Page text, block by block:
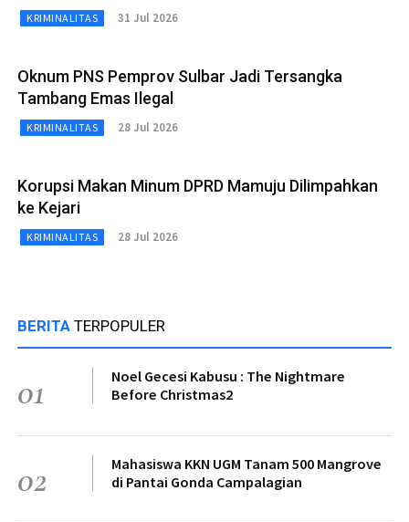
KRIMINALITAS 31 Jul 2026
Oknum PNS Pemprov Sulbar Jadi Tersangka
Tambang Emas Ilegal
KRIMINALITAS 28 Jul 2026
Korupsi Makan Minum DPRD Mamuju Dilimpahkan
ke Kejari
KRIMINALITAS 28 Jul 2026
BERITA TERPOPULER
01
Noel Gecesi Kabusu : The Nightmare
Before Christmas2
02
Mahasiswa KKN UGM Tanam 500 Mangrove
di Pantai Gonda Campalagian